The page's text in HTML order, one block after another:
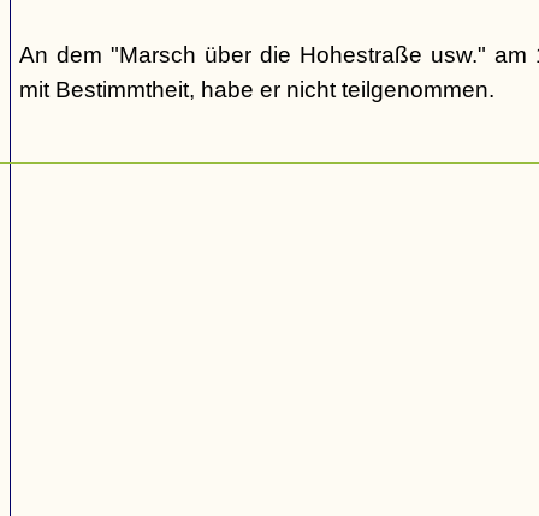
An dem "Marsch über die Hohestraße usw."
mit Bestimmtheit, habe er nicht teilgenommen.